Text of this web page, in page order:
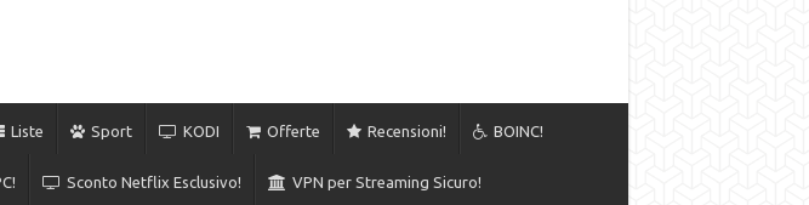
Liste Sport KODI Offerte Recensioni! BOINC!
Sconto Netflix Esclusivo! VPN per Streaming Sicuro!